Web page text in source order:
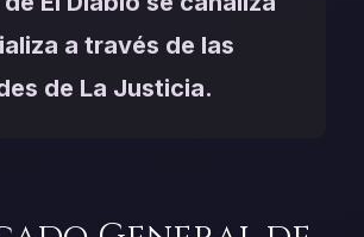
a través de las
de La Justicia.